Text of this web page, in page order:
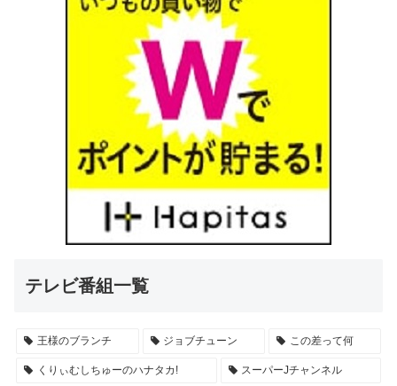
テレビ番組一覧
王様のブランチ ジョブチューン この差って何
くりぃむしちゅーのハナタカ! スーパーJチャンネル